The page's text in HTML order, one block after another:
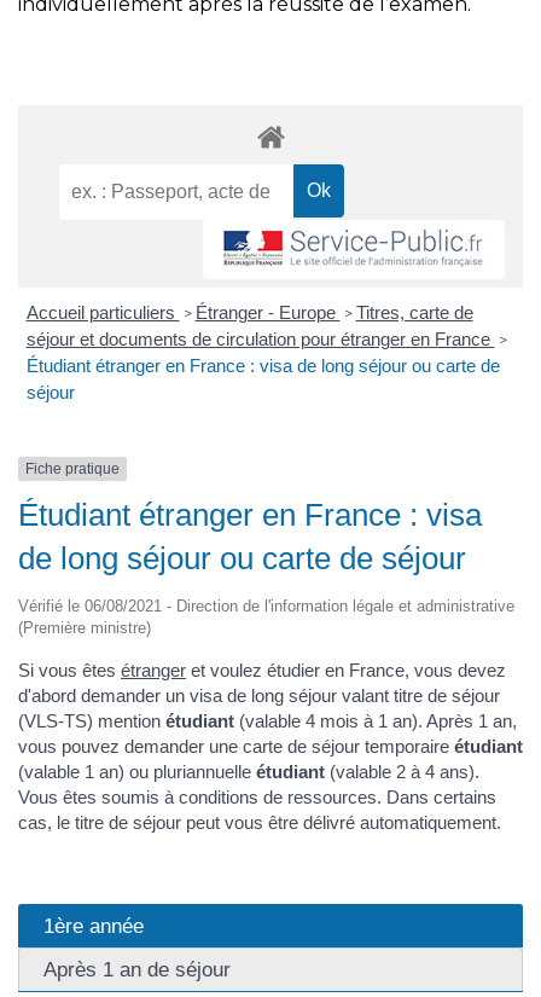
Accueil particuliers > Étranger - Europe > Titres, carte de
séjour et documents de circulation pour étranger en France >
Étudiant étranger en France : visa de long séjour ou carte de
séjour
Fiche pratique
Étudiant étranger en France : visa
de long séjour ou carte de séjour
Vérifié le 06/08/2021 - Direction de l'information légale et administrative
(Première ministre)
Si vous êtes étranger et voulez étudier en France, vous devez
d'abord demander un visa de long séjour valant titre de séjour
(VLS-TS) mention étudiant (valable 4 mois à 1 an). Après 1 an,
vous pouvez demander une carte de séjour temporaire étudiant
(valable 1 an) ou pluriannuelle étudiant (valable 2 à 4 ans).
Vous êtes soumis à conditions de ressources. Dans certains
cas, le titre de séjour peut vous être délivré automatiquement.
1ère année
Après 1 an de séjour